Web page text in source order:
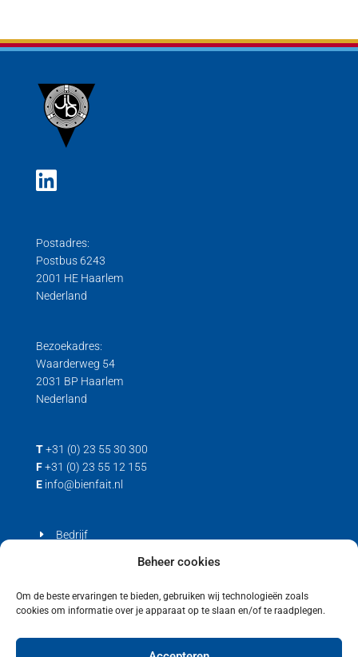
Beheer cookies
Om de beste ervaringen te bieden, gebruiken wij technologieën zoals
cookies om informatie over je apparaat op te slaan en/of te raadplegen.
Postadres:
Postbus 6243
2001 HE Haarlem
Nederland
Bezoekadres:
Waarderweg 54
2031 BP Haarlem
Nederland
T +31 (0) 23 55 30 300
F +31 (0) 23 55 12 155
E info@bienfait.nl
Bedrijf
Cookiebeleid (EU)